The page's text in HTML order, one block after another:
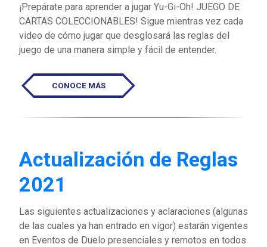
¡Prepárate para aprender a jugar Yu-Gi-Oh! JUEGO DE
CARTAS COLECCIONABLES! Sigue mientras vez cada
video de cómo jugar que desglosará las reglas del
juego de una manera simple y fácil de entender.
CONOCE MÁS
Actualización de Reglas
2021
Las siguientes actualizaciones y aclaraciones (algunas
de las cuales ya han entrado en vigor) estarán vigentes
en Eventos de Duelo presenciales y remotos en todos